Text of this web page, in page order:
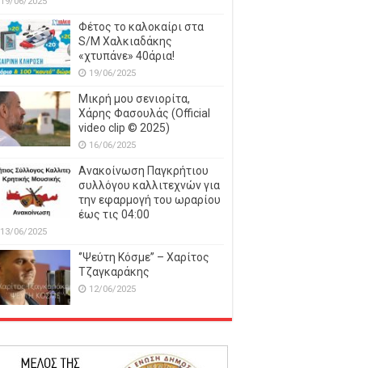
Φέτος το καλοκαίρι στα
S/M Χαλκιαδάκης
«χτυπάνε» 40άρια!
19/06/2025
Μικρή μου σενιορίτα,
Χάρης Φασουλάς (Official
video clip © 2025)
16/06/2025
Ανακοίνωση Παγκρήτιου
συλλόγου καλλιτεχνών για
την εφαρμογή του ωραρίου
έως τις 04:00
13/06/2025
‘’Ψεύτη Κόσμε’’ – Χαρίτος
Τζαγκαράκης
12/06/2025